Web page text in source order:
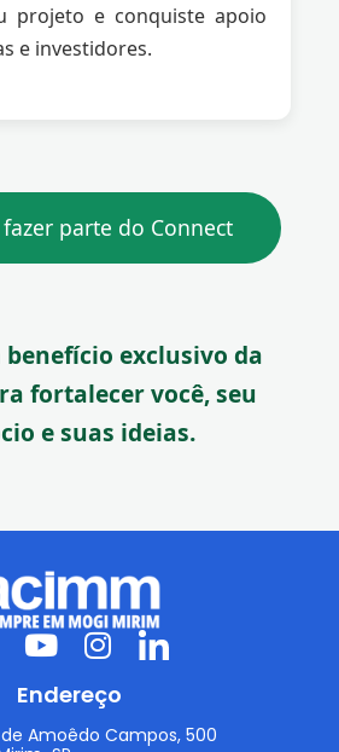
projeto e conquiste apoio
e investidores.
parte do Connect
benefício exclusivo da
fortalecer você, seu
e suas ideias.
Endereço
Amoêdo Campos, 500